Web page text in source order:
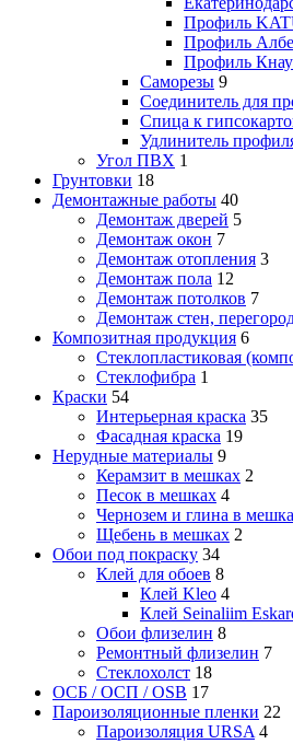
Профиль
Профиль
Профиль
Саморезы 9
Соединитель для
Спица к
Удлинитель
Угол ПВХ 1
Грунтовки 18
Демонтажные работы 40
Демонтаж дверей 5
Демонтаж окон 7
Демонтаж отопления 3
Демонтаж пола 12
Демонтаж потолков 7
Демонтаж стен,
Композитная продукция 6
Стеклопластиковая
Стеклофибра 1
Краски 54
Интерьерная краска 35
Фасадная краска 19
Нерудные материалы 9
Керамзит в мешках 2
Песок в мешках 4
Чернозем и глина в
Щебень в мешках 2
Обои под покраску 34
Клей для обоев 8
Клей Kleo 4
Клей Seinaliim
Обои флизелин 8
Ремонтный флизелин 7
Стеклохолст 18
ОСБ / ОСП / OSB 17
Пароизоляционные пленки 22
Пароизоляция URSA 4